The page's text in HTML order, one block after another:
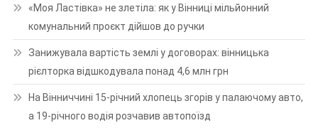
«Моя Ластівка» не злетіла: як у Вінниці мільйонний
комунальний проєкт дійшов до ручки
Занижувала вартість землі у договорах: вінницька
рієлторка відшкодувала понад 4,6 млн грн
На Вінниччині 15-річний хлопець згорів у палаючому авто,
а 19-річного водія розчавив автопоїзд